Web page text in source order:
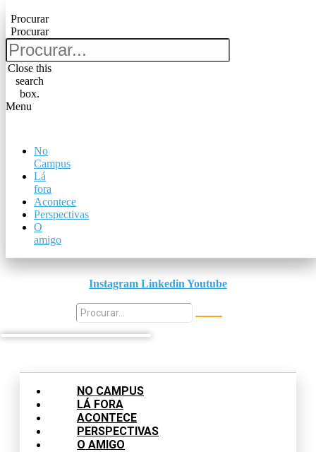
Procurar
Procurar
Close this
search
box.
Menu
No
Campus
Lá
fora
Acontece
Perspectivas
O
amigo
Procurar
Procurar
Close this
search
box.
No
Campus
Lá
fora
Acontece
Perspectivas
O
amigo
Instagram Linkedin Youtube
NO CAMPUS
LÁ FORA
ACONTECE
PERSPECTIVAS
O AMIGO